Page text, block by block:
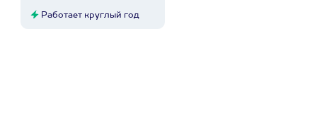
Работает круглый год